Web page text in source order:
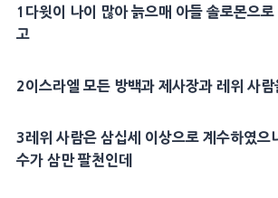
1 다윗이 나이 많아 늙으매 아들 솔로몬으로
고
2이스라엘 모든 방백과 제사장과 레위 사람
3레위 사람은 삼십세 이상으로 계수하였으
수가 삼만 팔천인데